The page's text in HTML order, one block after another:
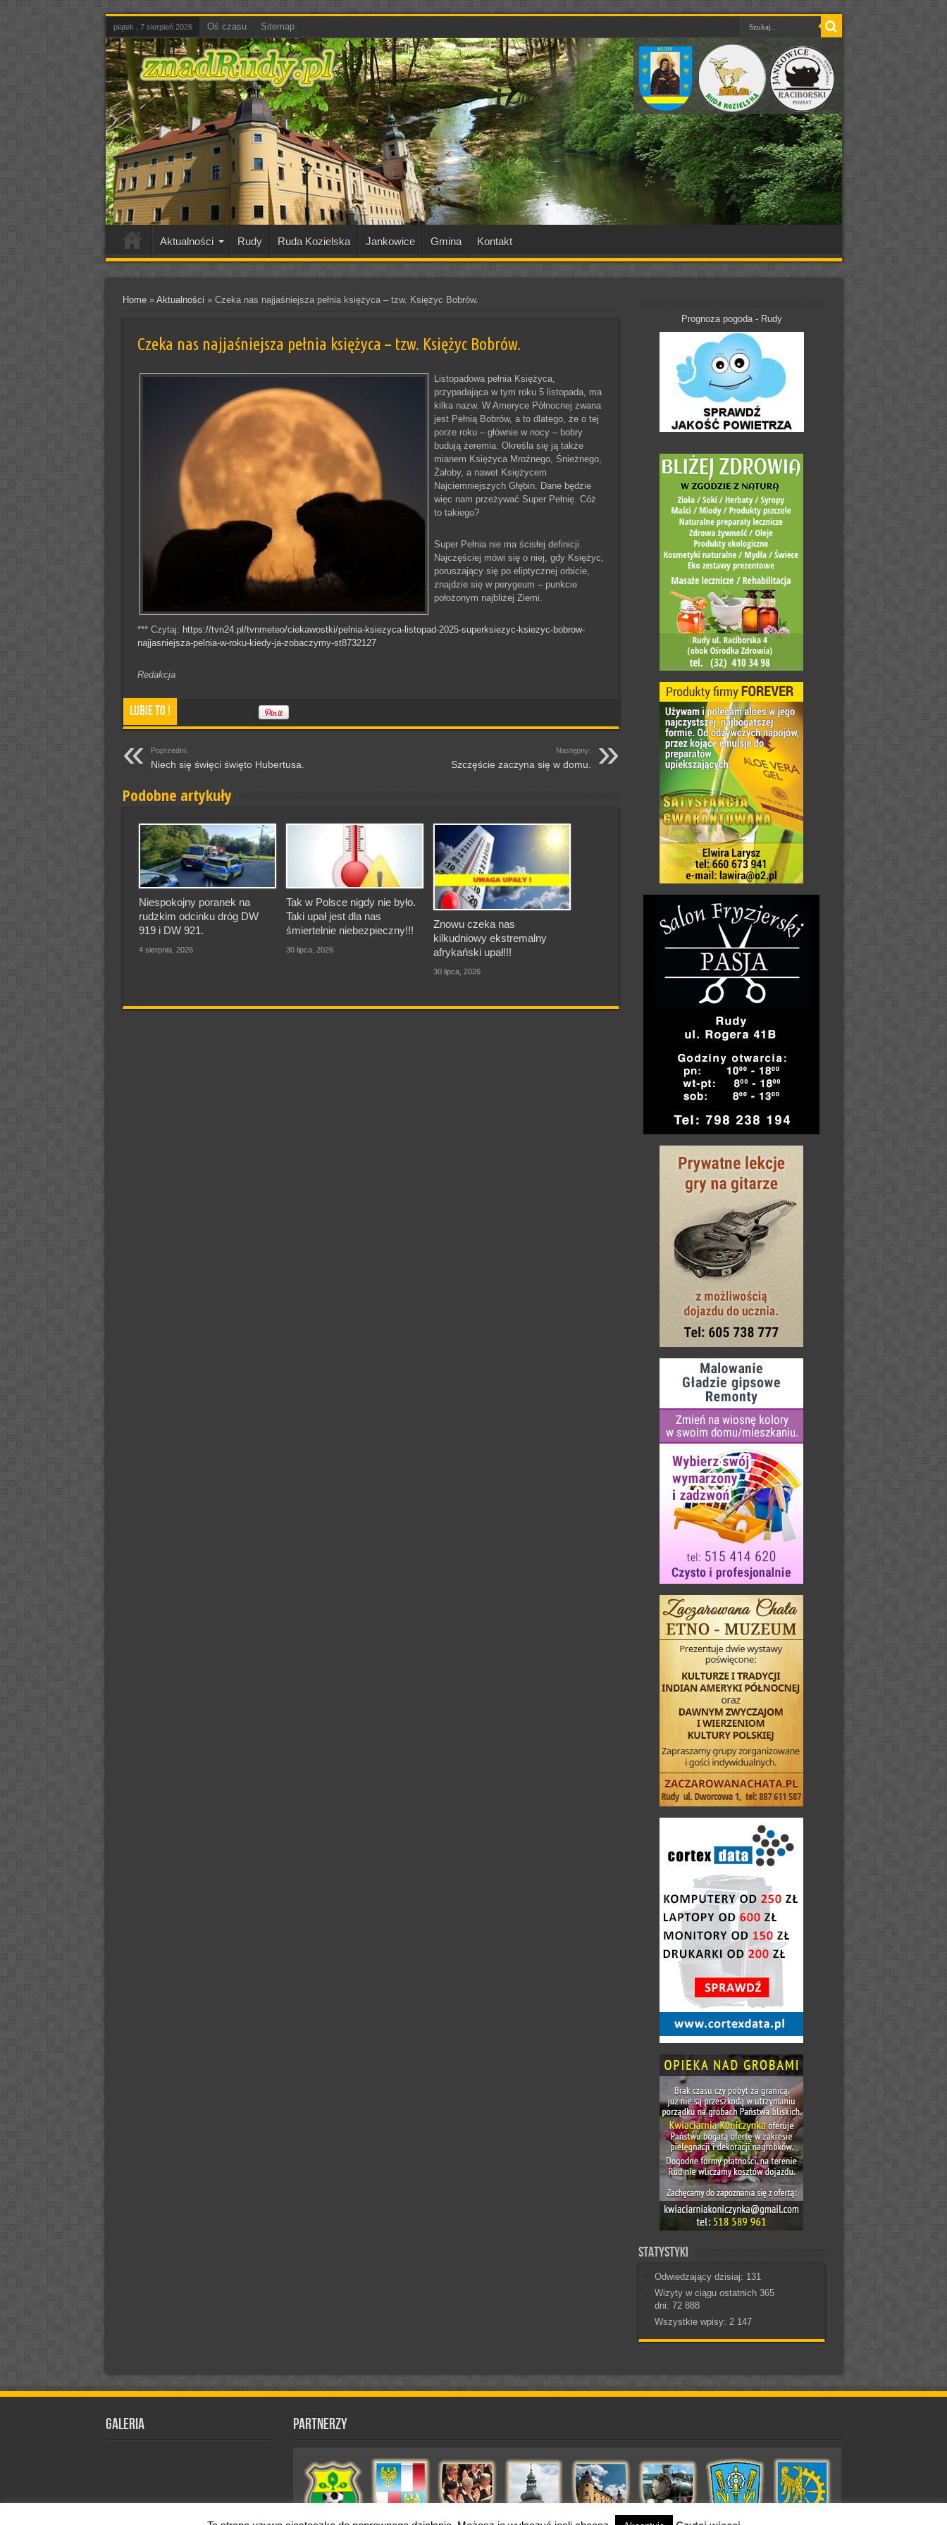
piątek , 7 sierpień 2026 Oś czasu Sitemap
Aktualności Rudy Ruda Kozielska Jankowice Gmina Kontakt
Home» Aktualności » Czeka nas najjaśniejsza pełnia księżyca – tzw. Księżyc Bobrów.
Czeka nas najjaśniejsza pełnia księżyca – tzw. Księżyc Bobrów.
Listopadowa pełnia Księżyca,
przypadająca w tym roku 5 listopada, ma
kilka nazw. W Ameryce Północnej zwana
jest Pełnią Bobrów, a to dlatego, że o tej
porze roku – głównie w nocy – bobry
budują żeremia. Określa się ją także
mianem Księżyca Mroźnego, Śnieżnego,
Żałoby, a nawet Księżycem
Najciemniejszych Głębin. Dane będzie
więc nam przeżywać Super Pełnię. Cóż
to takiego?
Super Pełnia nie ma ścisłej definicji.
Najczęściej mówi się o niej, gdy Księżyc,
poruszający się po eliptycznej orbicie,
znajdzie się w perygeum – punkcie
położonym najbliżej Ziemi.
*** Czytaj: https://tvn24.pl/tvnmeteo/ciekawostki/pelnia-ksiezyca-listopad-2025-superksiezyc-ksiezyc-bobrow-
najjasniejsza-pelnia-w-roku-kiedy-ja-zobaczymy-st8732127
Redakcja
Lubie To !
Poprzedni:
Niech się święci święto Hubertusa.
Następny:
Szczęście zaczyna się w domu.
Podobne artykuły
Niespokojny poranek na
rudzkim odcinku dróg DW
919 i DW 921.
4 sierpnia, 2026
Tak w Polsce nigdy nie było.
Taki upał jest dla nas
śmiertelnie niebezpieczny!!!
30 lipca, 2026
Znowu czeka nas
kilkudniowy ekstremalny
afrykański upał!!!
30 lipca, 2026
Prognoza pogoda - Rudy
Statystyki
Odwiedzający dzisiaj: 131
Wizyty w ciągu ostatnich 365
dni: 72 888
Wszystkie wpisy: 2 147
Galeria Partnerzy